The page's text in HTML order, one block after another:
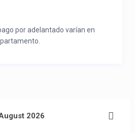
por adelantado varían en
2026